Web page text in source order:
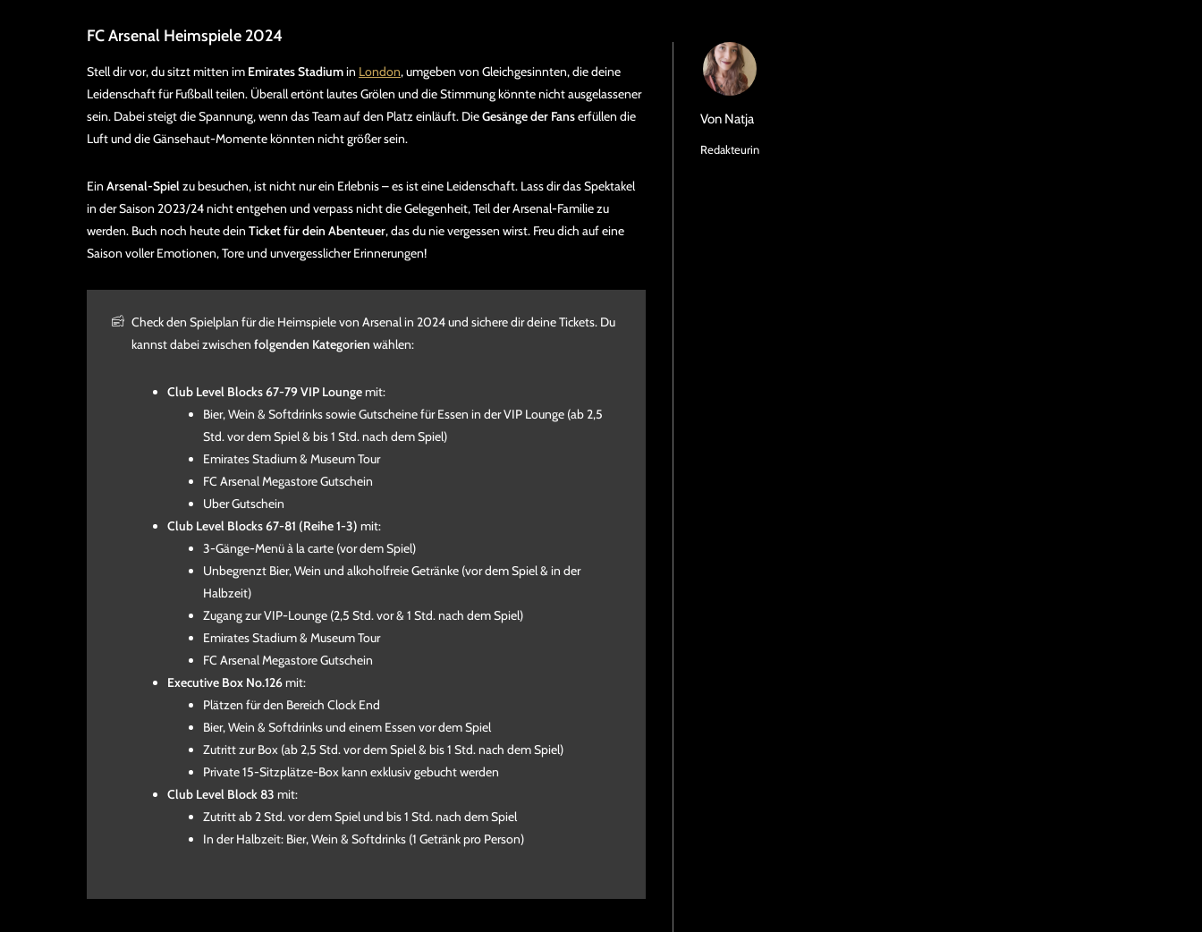
FC Arsenal Heimspiele 2024
Stell dir vor, du sitzt mitten im Emirates Stadiumin London, umgeben von Gleichgesinnten, die deine
Leidenschaft für Fußball teilen. Überall ertönt lautes Grölen und die Stimmung könnte nicht ausgelassener
sein. Dabei steigt die Spannung, wenn das Team auf den Platz einläuft. DieGesänge der Fanserfüllen die
Luft und die Gänsehaut-Momente könnten nicht größer sein.
Ein Arsenal-Spielzu besuchen, ist nicht nur ein Erlebnis – es ist eine Leidenschaft. Lass dir das Spektakel
in der Saison 2023/24 nicht entgehen und verpass nicht die Gelegenheit, Teil der Arsenal-Familie zu
werden. Buch noch heute dein Ticket für dein Abenteuer, das du nie vergessen wirst. Freu dich auf eine
Saison voller Emotionen, Tore und unvergesslicher Erinnerungen!
Check den Spielplan für die Heimspiele von Arsenal in 2024 und sichere dir deine Tickets. Du
kannst dabei zwischen folgenden Kategorien wählen:
Club Level Blocks 67-79 VIP Loungemit:
Bier, Wein & Softdrinks sowie Gutscheine für Essen in der VIP Lounge (ab 2,5
Std. vor dem Spiel & bis 1 Std. nach dem Spiel)
Emirates Stadium & Museum Tour
FC Arsenal Megastore Gutschein
Uber Gutschein
Club Level Blocks 67-81 (Reihe 1-3) mit:
3-Gänge-Menü à la carte (vor dem Spiel)
Unbegrenzt Bier, Wein und alkoholfreie Getränke (vor dem Spiel & in der
Halbzeit)
Zugang zur VIP-Lounge (2,5 Std. vor & 1 Std. nach dem Spiel)
Emirates Stadium & Museum Tour
FC Arsenal Megastore Gutschein
Executive Box No.126mit:
Plätzen für den Bereich Clock End
Bier, Wein & Softdrinks und einem Essen vor dem Spiel
Zutritt zur Box (ab 2,5 Std. vor dem Spiel & bis 1 Std. nach dem Spiel)
Private 15-Sitzplätze-Box kann exklusiv gebucht werden
Club Level Block 83 mit:
Zutritt ab 2 Std. vor dem Spiel und bis 1 Std. nach dem Spiel
In der Halbzeit: Bier, Wein & Softdrinks (1 Getränk pro Person)
Von Natja
Redakteurin